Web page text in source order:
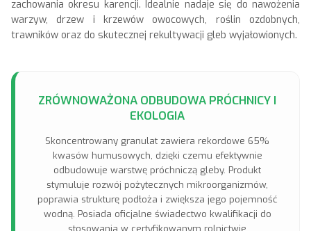
zachowania okresu karencji. Idealnie nadaje się do nawożenia
warzyw, drzew i krzewów owocowych, roślin ozdobnych,
trawników oraz do skutecznej rekultywacji gleb wyjałowionych.
ZRÓWNOWAŻONA ODBUDOWA PRÓCHNICY I
EKOLOGIA
Skoncentrowany granulat zawiera rekordowe 65%
kwasów humusowych, dzięki czemu efektywnie
odbudowuje warstwę próchniczą gleby. Produkt
stymuluje rozwój pożytecznych mikroorganizmów,
poprawia strukturę podłoża i zwiększa jego pojemność
wodną. Posiada oficjalne świadectwo kwalifikacji do
stosowania w certyfikowanym rolnictwie